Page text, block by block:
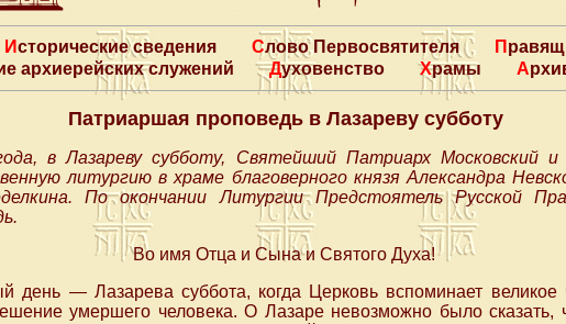
Исторические сведения Слово Первосвятителя
архиерейских служений
Духовенство Храмы
Патриаршая проповедь в Лазареву субботу
в Лазареву субботу, Святейший Патриарх Московский и
литургию в храме благоверного князя Александра
По окончании Литургии Предстоятель Русской
Во имя Отца и Сына и Святого Духа!
день — Лазарева суббота, когда Церковь вспоминает великое
умершего человека. О Лазаре невозможно было сказать,